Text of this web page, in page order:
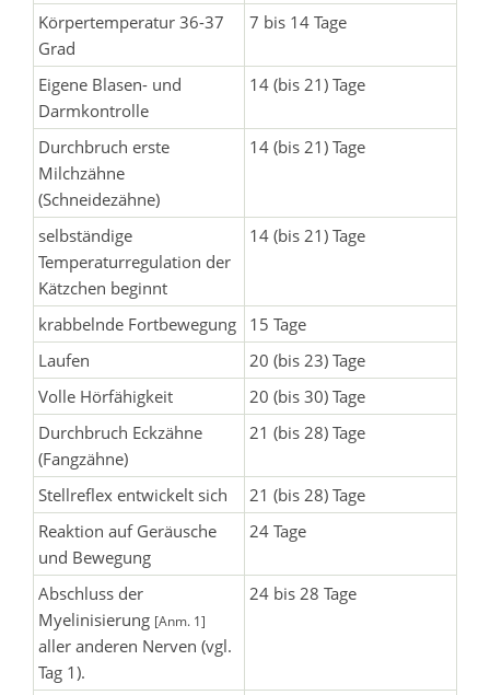
Körpertemperatur 36-37
Grad
7 bis 14 Tage
Eigene Blasen- und
Darmkontrolle
14 (bis 21) Tage
Durchbruch erste
Milchzähne
(Schneidezähne)
14 (bis 21) Tage
selbständige
Temperaturregulation der
Kätzchen beginnt
14 (bis 21) Tage
krabbelnde Fortbewegung
15 Tage
Laufen
20 (bis 23) Tage
Volle Hörfähigkeit
20 (bis 30) Tage
Durchbruch Eckzähne
(Fangzähne)
21 (bis 28) Tage
Stellreflex entwickelt sich
21 (bis 28) Tage
Reaktion auf Geräusche
und Bewegung
24 Tage
Abschluss der
Myelinisierung [Anm. 1]
aller anderen Nerven (vgl.
Tag 1).
24 bis 28 Tage